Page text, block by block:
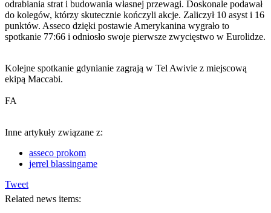
odrabiania strat i budowania własnej przewagi. Doskonale podawał
do kolegów, którzy skutecznie kończyli akcje. Zaliczył 10 asyst i 16
punktów. Asseco dzięki postawie Amerykanina wygrało to
spotkanie 77:66 i odniosło swoje pierwsze zwycięstwo w Eurolidze.
Kolejne spotkanie gdynianie zagrają w Tel Awivie z miejscową
ekipą Maccabi.
FA
Inne artykuły związane z:
asseco prokom
jerrel blassingame
Tweet
Related news items: